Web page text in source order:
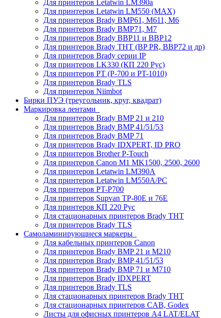
Для принтеров Letatwin LM390a
Для принтеров Letatwin LM550 (MAX)
Для принтеров Brady BMP61, M611, M6
Для принтеров Brady BMP71, M7
Для принтеров Brady BBP11 и BBP12
Для принтеров Brady THT (BP PR, BBP72 и др)
Для принтеров Brady серии IP
Для принтеров LK330 (КП 220 Рус)
Для принтеров PT (P-700 и PT-1010)
Для принтеров Brady TLS
Для принтеров Niimbot
Бирки ПУЭ (треугольник, круг, квадрат)
Маркировка лентами
Для принтеров Brady BMP 21 и 210
Для принтеров Brady BMP 41/51/53
Для принтеров Brady BMP 71
Для принтеров Brady IDXPERT, ID PRO
Для принтеров Brother P-Touch
Для принтеров Canon M1 MK1500, 2500, 2600
Для принтеров Letatwin LM390A
Для принтеров Letatwin LM550A/PC
Для принтеров PT-P700
Для принтеров Supvan TP-80E и 76E
Для принтеров КП 220 Рус
Для стационарных принтеров Brady THT
Для принтеров Brady TLS
Самоламинирующиеся маркеры
Для кабельных принтеров Canon
Для принтеров Brady BMP 21 и M210
Для принтеров Brady BMP 41/51/53
Для принтеров Brady BMP 71 и M710
Для принтеров Brady IDXPERT
Для принтеров Brady TLS
Для стационарных принтеров Brady THT
Для стационарных принтеров CAB, Godex
Листы для офисных принтеров А4 LAT/ELAT